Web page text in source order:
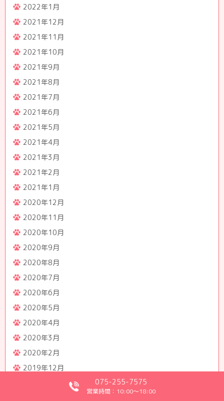
2022年1月
2021年12月
2021年11月
2021年10月
2021年9月
2021年8月
2021年7月
2021年6月
2021年5月
2021年4月
2021年3月
2021年2月
2021年1月
2020年12月
2020年11月
2020年10月
2020年9月
2020年8月
2020年7月
2020年6月
2020年5月
2020年4月
2020年3月
2020年2月
2019年12月
075-255-7575
営業時間：10:00～18:00